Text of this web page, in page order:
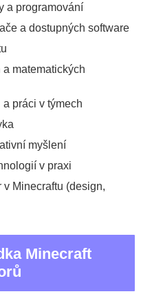
a programování
a dostupných software
matematických
práci v týmech
myšlení
v praxi
Minecraftu (design,
Minecraft